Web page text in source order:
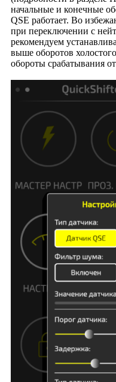
начальные и конечные
QSE работает. Во
при переключении с
рекомендуем
выше оборотов
обороты срабатывания